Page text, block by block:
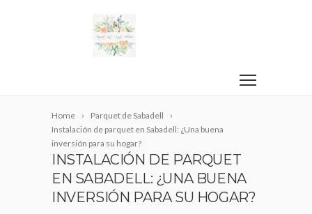
Home
Parquet de Sabadell
Instalación de parquet en Sabadell: ¿Una buena
inversión para su hogar?
INSTALACIÓN DE PARQUET
EN SABADELL: ¿UNA BUENA
INVERSIÓN PARA SU HOGAR?